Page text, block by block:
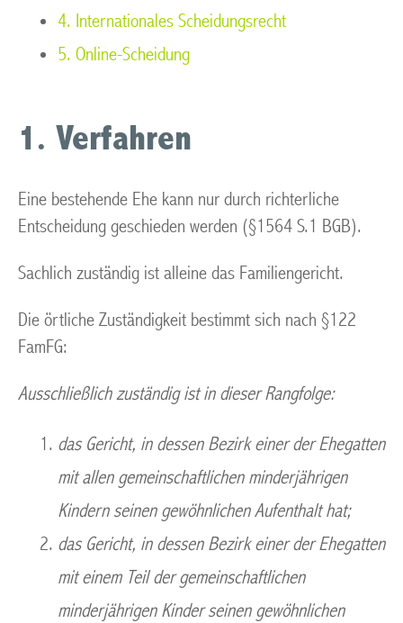
4. Internationales Scheidungsrecht
5. Online-Scheidung
1. Verfahren
Eine bestehende Ehe kann nur durch richterliche
Entscheidung geschieden werden (§1564 S.1 BGB).
Sachlich zuständig ist alleine das Familiengericht.
Die örtliche Zuständigkeit bestimmt sich nach §122
FamFG:
Ausschließlich zuständig ist in dieser Rangfolge:
das Gericht, in dessen Bezirk einer der Ehegatten
mit allen gemeinschaftlichen minderjährigen
Kindern seinen gewöhnlichen Aufenthalt hat;
das Gericht, in dessen Bezirk einer der Ehegatten
mit einem Teil der gemeinschaftlichen
minderjährigen Kinder seinen gewöhnlichen